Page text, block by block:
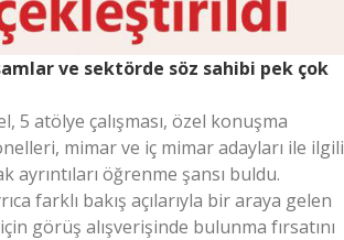
ve sektörde söz sahibi pek çok
atölye çalışması, özel konuşma
mimar ve iç mimar adayları ile ilgili
öğrenme şansı buldu.
farklı bakış açılarıyla bir araya gelen
görüş alışverişinde bulunma fırsatını